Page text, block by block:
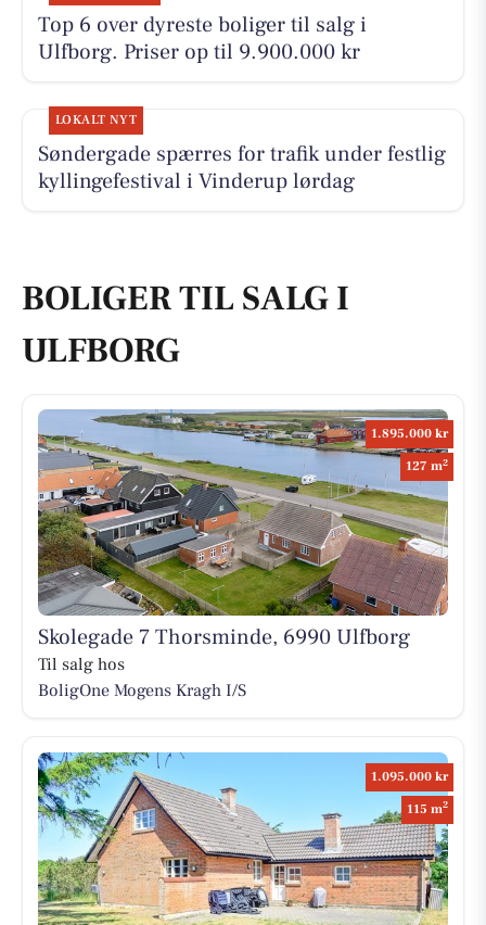
Top 6 over dyreste boliger til salg i
Ulfborg. Priser op til 9.900.000 kr
LOKALT NYT
Søndergade spærres for trafik under festlig
kyllingefestival i Vinderup lørdag
BOLIGER TIL SALG I
ULFBORG
1.895.000 kr
127 m2
Skolegade 7 Thorsminde, 6990 Ulfborg
Til salg hos
BoligOne Mogens Kragh I/S
1.095.000 kr
115 m2